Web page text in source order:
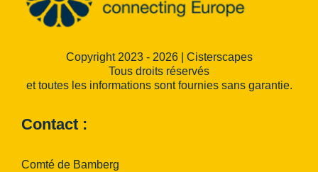
Copyright 2023 - 2026 | Cisterscapes
Tous droits réservés
et toutes les informations sont fournies sans garantie.
Contact :
Comté de Bamberg